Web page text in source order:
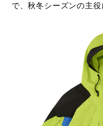
で、秋冬シーズンの主役